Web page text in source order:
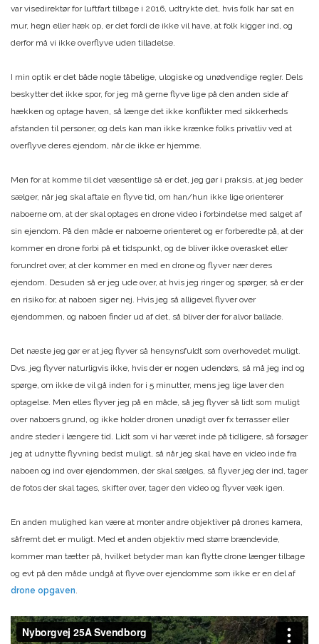
var visedirektør for luftfart tilbage i 2016, udtrykte det, hvis folk har sat en
mur, hegn eller hæk op, er det fordi de ikke vil have, at folk kigger ind, og
derfor må vi ikke overflyve uden tilladelse.
I min optik er det både nogle tåbelige, ulogiske og unødvendige regler. Dels
beskytter det ikke spor, for jeg må gerne flyve lige på den anden side af
hækken og optage haven, så længe det ikke konflikter med sikkerheds
afstanden til personer, og dels kan man ikke krænke folks privatliv ved at
overflyve deres ejendom, når de ikke er hjemme.
Men for at komme til det væsentlige så er det, jeg gør i praksis, at jeg beder
sælger, når jeg skal aftale en flyve tid, om han/hun ikke lige orienterer
naboerne om, at der skal optages en drone video i forbindelse med salget af
sin ejendom. På den måde er naboerne orienteret og er forberedte på, at der
kommer en drone forbi på et tidspunkt, og de bliver ikke overasket eller
forundret over, at der kommer en med en drone og flyver nær deres
ejendom. Desuden så er jeg ude over, at hvis jeg ringer og spørger, så er der
en risiko for, at naboen siger nej. Hvis jeg så alligevel flyver over
ejendommen, og naboen finder ud af det, så bliver der for alvor ballade.
Det næste jeg gør er at jeg flyver så hensynsfuldt som overhovedet muligt.
Dvs. jeg flyver naturligvis ikke, hvis der er nogen udendørs, så må jeg ind og
spørge, om ikke de vil gå inden for i 5 minutter, mens jeg lige laver den
optagelse. Men elles flyver jeg på en måde, så jeg flyver så lidt som muligt
over naboers grund, og ikke holder dronen unødigt over fx terrasser eller
andre steder i længere tid. Lidt som vi har været inde på tidligere, så forsøger
jeg at udnytte flyvning bedst muligt, så når jeg skal have en video inde fra
naboen og ind over ejendommen, der skal sælges, så flyver jeg der ind, tager
de fotos der skal tages, skifter over, tager den video og flyver væk igen.
En anden mulighed kan være at monter andre objektiver på drones kamera,
såfremt det er muligt. Med et anden objektiv med større brændevide,
kommer man tætter på, hvilket betyder man kan flytte drone længer tilbage
og evt på den måde undgå at flyve over ejendomme som ikke er en del af
drone opgaven.